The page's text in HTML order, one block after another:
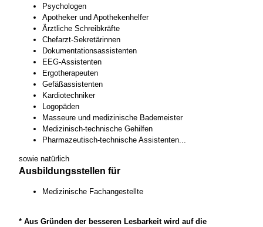
Psychologen
Apotheker und Apothekenhelfer
Ärztliche Schreibkräfte
Chefarzt-Sekretärinnen
Dokumentationsassistenten
EEG-Assistenten
Ergotherapeuten
Gefäßassistenten
Kardiotechniker
Logopäden
Masseure und medizinische Bademeister
Medizinisch-technische Gehilfen
Pharmazeutisch-technische Assistenten...
sowie natürlich
Ausbildungsstellen für
Medizinische Fachangestellte
* Aus Gründen der besseren Lesbarkeit wird auf die